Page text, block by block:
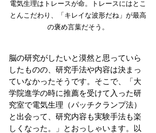
電気生理はトレースが命。トレースにはとこ
とんこだわり、「キレイな波形だね」が最高
の褒め言葉だそう。
脳の研究がしたいと漠然と思っていら
したものの、研究手法や内容は決まっ
ていなかったそうです。そこで、「大
学院進学の時に推薦を受けて入った研
究室で電気生理（パッチクランプ法）
と出会って、研究内容も実験手法も楽
しくなった。」とおっしゃいます。以